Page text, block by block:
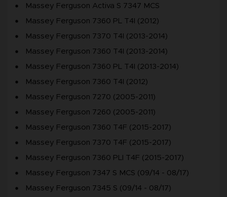
Massey Ferguson Activa S 7347 MCS
Massey Ferguson 7360 PL T4I (2012)
Massey Ferguson 7370 T4I (2013-2014)
Massey Ferguson 7360 T4I (2013-2014)
Massey Ferguson 7360 PL T4I (2013-2014)
Massey Ferguson 7360 T4I (2012)
Massey Ferguson 7270 (2005-2011)
Massey Ferguson 7260 (2005-2011)
Massey Ferguson 7360 T4F (2015-2017)
Massey Ferguson 7370 T4F (2015-2017)
Massey Ferguson 7360 PLI T4F (2015-2017)
Massey Ferguson 7347 S MCS (09/14 - 08/17)
Massey Ferguson 7345 S (09/14 - 08/17)